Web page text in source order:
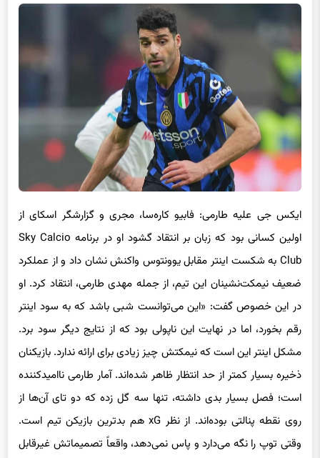
ایکس جی علیه طارمی: فابیو کاره‌سا، مجری و گزارشگر اسکای از
اولین کسانی بود که زبان بر انتقاد گشود او در برنامه Sky Calcio
Club به شکست اینتر مقابل یوونتوس واکنش نشان داد و از عملکرد
ضعیف نیمکت‌نشینان این تیم، از جمله مهدی طارمی، انتقاد کرد. او
در این خصوص گفت: «این می‌توانست شبی باشد که به سود اینتر
رقم بخورد، اما در نهایت این ناپولی بود که از نتایج دیگر سود برد.
مشکل اینتر این است که نیمکتش چیز زیادی برای ارائه ندارد. بازیکنان
ذخیره بسیار کمتر از حد انتظار ظاهر شده‌اند. آمار طارمی ناامیدکننده
است؛ فصل بسیار بدی داشته، تنها سه گل زده که دو تای آن‌ها از
روی نقطه پنالتی بوده‌اند. از نظر xG هم بدترین بازیکن تیم است.
وقتی توپ را نگه می‌دارد و پاس نمی‌دهد، واقعاً تصمیماتش غیرقابل